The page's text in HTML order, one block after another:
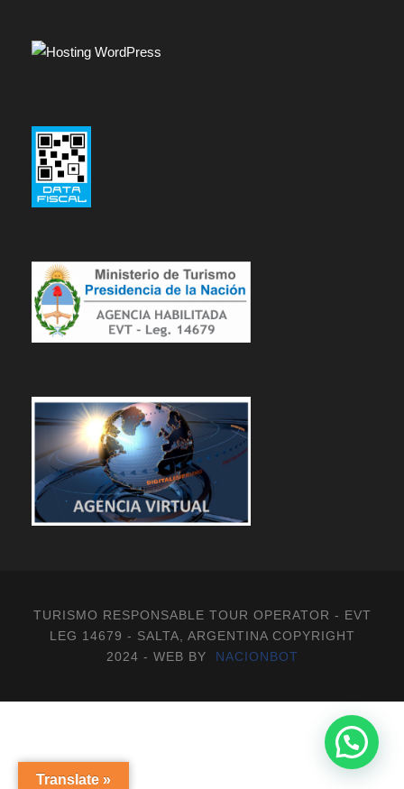
TURISMO RESPONSABLE TOUR OPERATOR - EVT
LEG 14679 - SALTA, ARGENTINA COPYRIGHT
2024 - WEB BY NACIONBOT
Translate »